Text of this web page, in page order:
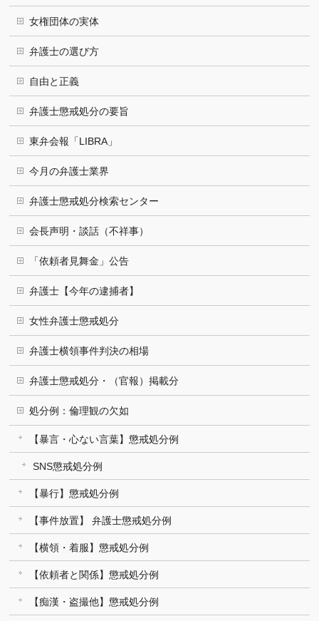
女権団体の実体
弁護士の選び方
自由と正義
弁護士懲戒処分の要旨
東弁会報「LIBRA」
今月の弁護士業界
弁護士懲戒処分検索センター
会長声明・談話（不祥事）
「依頼者見舞金」公告
弁護士【今年の逮捕者】
女性弁護士懲戒処分
弁護士横領事件判決の相場
弁護士懲戒処分・（官報）掲載分
処分例：倫理観の欠如
【暴言・心ない言葉】懲戒処分例
SNS懲戒処分例
【暴行】懲戒処分例
【事件放置】 弁護士懲戒処分例
【横領・着服】懲戒処分例
【依頼者と関係】懲戒処分例
【痴漢・盗撮他】懲戒処分例